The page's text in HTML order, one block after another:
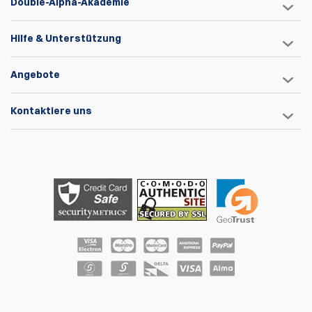
Hilfe & Unterstützung
Angebote
Kontaktiere uns